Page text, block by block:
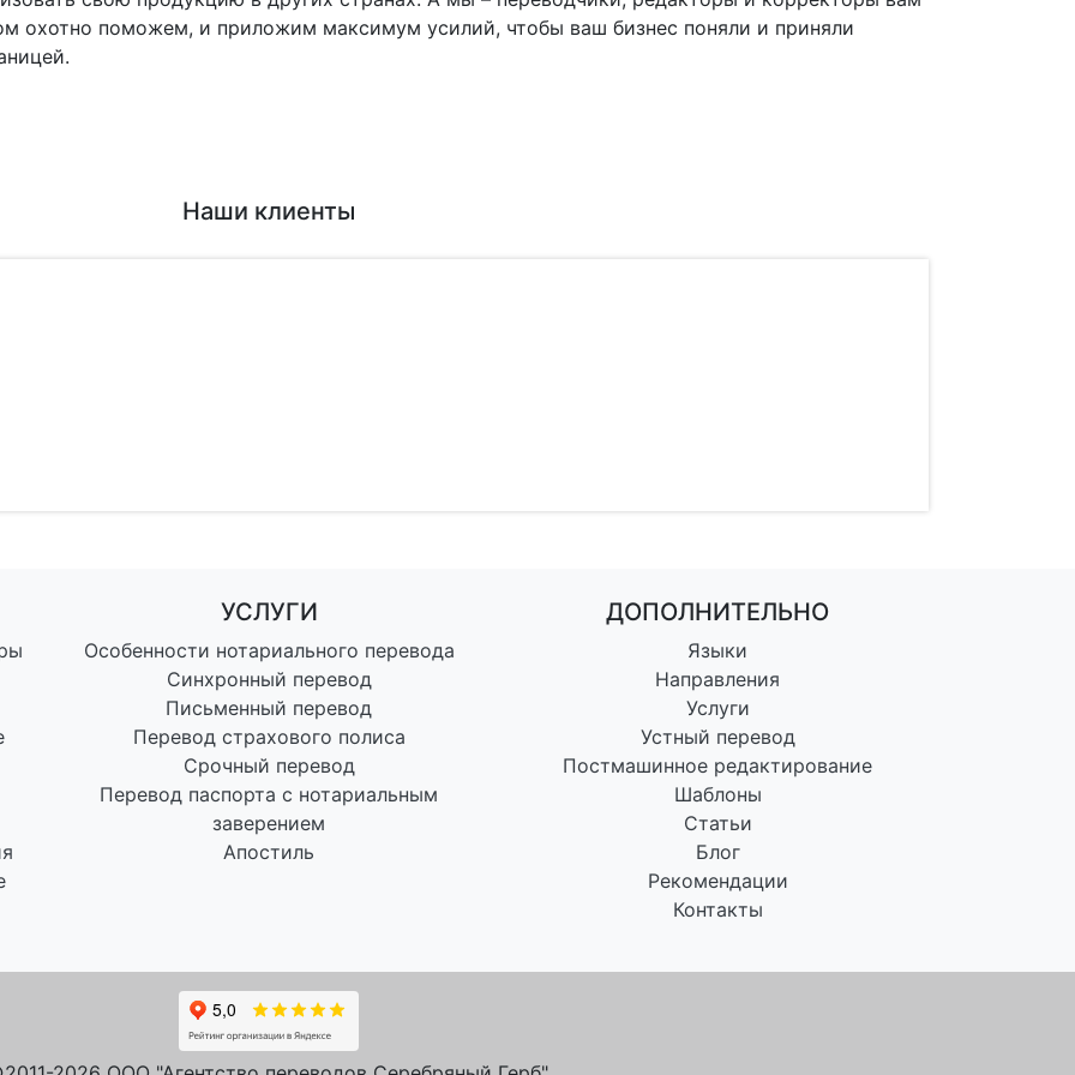
охотно поможем, и приложим максимум усилий, чтобы ваш бизнес поняли и приняли
Наши клиенты
УСЛУГИ
Особенности нотариального перевода
Синхронный перевод
Письменный перевод
Перевод страхового полиса
Срочный перевод
Перевод паспорта с нотариальным
заверением
Апостиль
ДОПОЛНИТЕЛЬНО
Языки
Направления
Услуги
Устный перевод
Постмашинное редактирование
Шаблоны
Статьи
Блог
Рекомендации
Контакты